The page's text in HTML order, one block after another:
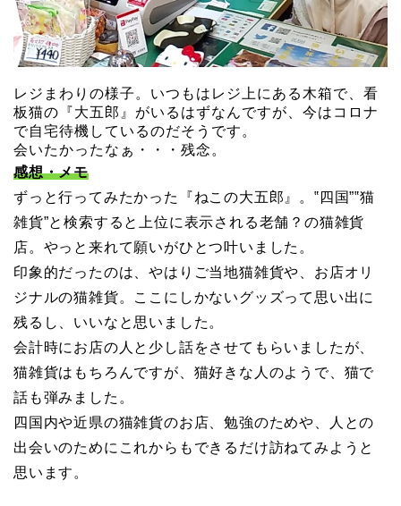
レジまわりの様子。いつもはレジ上にある木箱で、看
板猫の『大五郎』がいるはずなんですが、今はコロナ
で自宅待機しているのだそうです。
会いたかったなぁ・・・残念。
感想・メモ
ずっと行ってみたかった『ねこの大五郎』。‟四国”‟猫
雑貨”と検索すると上位に表示される老舗？の猫雑貨
店。やっと来れて願いがひとつ叶いました。
印象的だったのは、やはりご当地猫雑貨や、お店オリ
ジナルの猫雑貨。ここにしかないグッズって思い出に
残るし、いいなと思いました。
会計時にお店の人と少し話をさせてもらいましたが、
猫雑貨はもちろんですが、猫好きな人のようで、猫で
話も弾みました。
四国内や近県の猫雑貨のお店、勉強のためや、人との
出会いのためにこれからもできるだけ訪ねてみようと
思います。